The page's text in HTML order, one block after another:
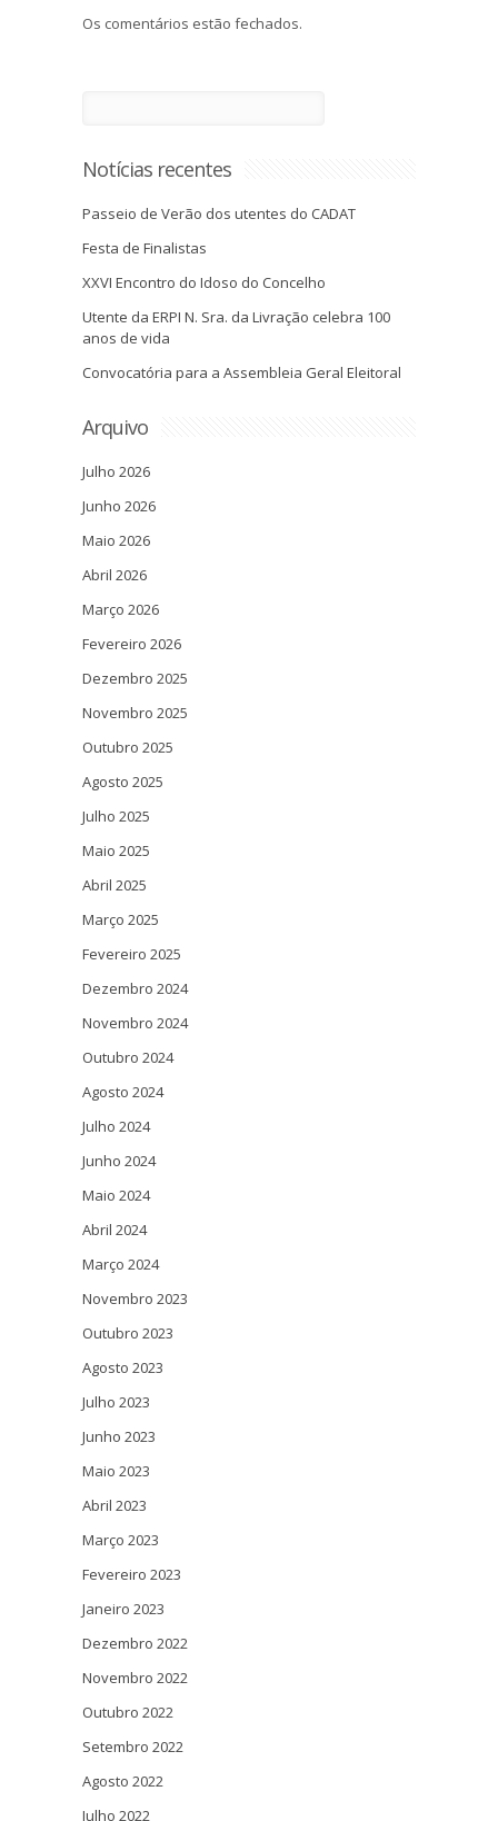
Os comentários estão fechados.
Notícias recentes
Passeio de Verão dos utentes do CADAT
Festa de Finalistas
XXVI Encontro do Idoso do Concelho
Utente da ERPI N. Sra. da Livração celebra 100
anos de vida
Convocatória para a Assembleia Geral Eleitoral
Arquivo
Julho 2026
Junho 2026
Maio 2026
Abril 2026
Março 2026
Fevereiro 2026
Dezembro 2025
Novembro 2025
Outubro 2025
Agosto 2025
Julho 2025
Maio 2025
Abril 2025
Março 2025
Fevereiro 2025
Dezembro 2024
Novembro 2024
Outubro 2024
Agosto 2024
Julho 2024
Junho 2024
Maio 2024
Abril 2024
Março 2024
Novembro 2023
Outubro 2023
Agosto 2023
Julho 2023
Junho 2023
Maio 2023
Abril 2023
Março 2023
Fevereiro 2023
Janeiro 2023
Dezembro 2022
Novembro 2022
Outubro 2022
Setembro 2022
Agosto 2022
Julho 2022